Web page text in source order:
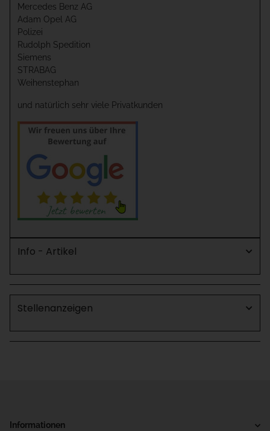
Mercedes Benz AG
Adam Opel AG
Polizei
Rudolph Spedition
Siemens
STRABAG
Weihenstephan
und natürlich sehr viele Privatkunden
Info - Artikel
Stellenanzeigen
Informationen